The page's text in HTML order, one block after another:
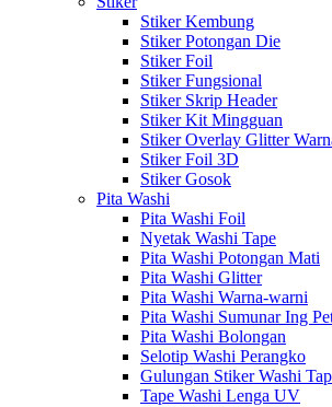
Stiker Kembung
Stiker Potongan Die
Stiker Foil
Stiker Fungsional
Stiker Skrip Header
Stiker Kit Mingguan
Stiker Overlay Glitter
Stiker Foil 3D
Stiker Gosok
Pita Washi
Pita Washi Foil
Nyetak Washi Tape
Pita Washi Potongan Mati
Pita Washi Glitter
Pita Washi Warna-warni
Pita Washi Sumunar Ing
Pita Washi Bolongan
Selotip Washi Perangko
Gulungan Stiker Washi
Tape Washi Lenga UV